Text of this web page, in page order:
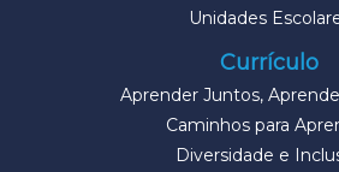
Unidades
Currículo
Aprender Juntos,
Caminhos para
Diversidade e